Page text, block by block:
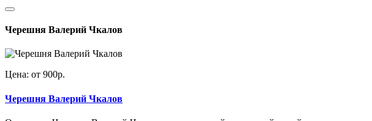
Черешня Валерий Чкалов
Цена: от 900р.
Черешня Валерий Чкалов